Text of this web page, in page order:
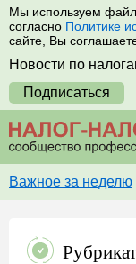
Мы используем
согласно Политике
сайте, Вы
Новости по
Подписаться
Важное за неделю